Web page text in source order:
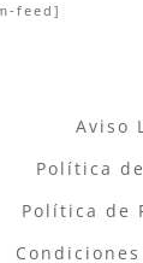
feed]
Aviso
Política
Política de